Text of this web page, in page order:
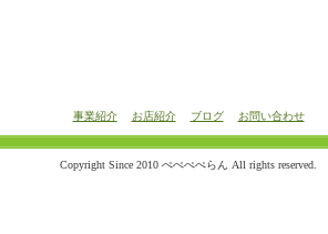
事業紹介 お店紹介 ブログ お問い合わせ
Copyright Since 2010 ぺぺぺぺらん All rights reserved.